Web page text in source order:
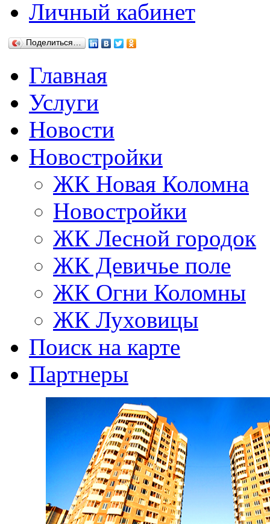
Личный кабинет
Поделиться…
Главная
Услуги
Новости
Новостройки
ЖК Новая Коломна
Новостройки
ЖК Лесной городок
ЖК Девичье поле
ЖК Огни Коломны
ЖК Луховицы
Поиск на карте
Партнеры